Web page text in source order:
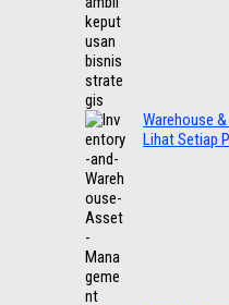
Warehouse
Lihat Setiap